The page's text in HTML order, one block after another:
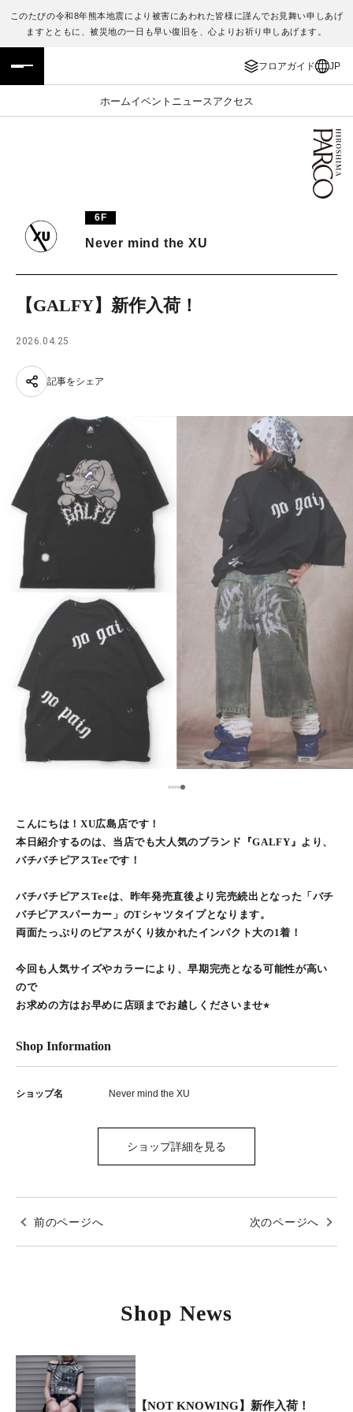
このたびの令和8年熊本地震により被害にあわれた皆様に謹んでお見舞い申しあげ
ますとともに、被災地の一日も早い復旧を、心よりお祈り申しあげます。
フロアガイド JP
ホームイベント ニュース アクセス
フロアガイド
施設案内・アクセス
TAX FREE
ENGLISH
繁体字
日本語
6F
Never mind the XU
【GALFY】新作入荷！
2026.04.25
記事をシェア
1234
こんにちは！XU広島店です！
本日紹介するのは、当店でも大人気のブランド『GALFY』より、
バチバチピアスTeeです！
バチバチピアスTeeは、昨年発売直後より完売続出となった「バチ
バチピアスパーカー」のTシャツタイプとなります。
両面たっぷりのピアスがくり抜かれたインパクト大の1着！
今回も人気サイズやカラーにより、早期完売となる可能性が高い
ので
お求めの方はお早めに店頭までお越しくださいませ⭐︎
Shop Information
ショップ名 Never mind the XU
ショップ詳細を見る
前のページへ 次のページへ
Shop News
【NOT KNOWING】新作入荷！